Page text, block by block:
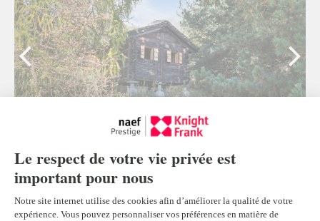
Mazot traditionnel à déplacer, Verbier
Verbier